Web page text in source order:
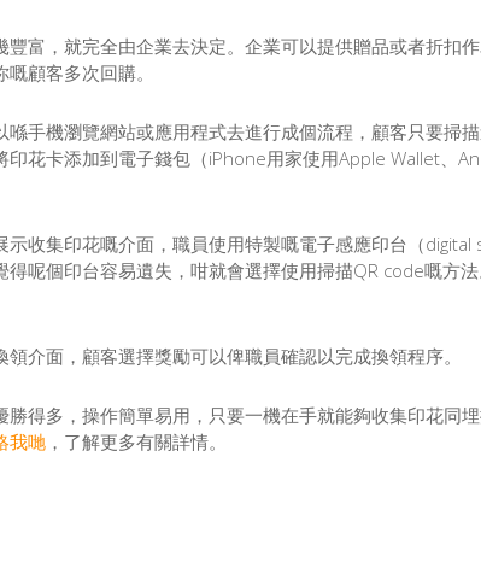
富，就完全由企業去決定。企業可以提供贈品或者折扣
顧客多次回購。
手機瀏覽網站或應用程式去進行成個流程，顧客只要掃
花卡添加到電子錢包（iPhone用家使用Apple Wallet、
收集印花嘅介面，職員使用特製嘅電子感應印台（
呢個印台容易遺失，咁就會選擇使用掃描QR code嘅方
介面，顧客選擇獎勵可以俾職員確認以完成換領程序。
得多，操作簡單易用，只要一機在手就能夠收集印花同
我哋 ，了解更多有關詳情。